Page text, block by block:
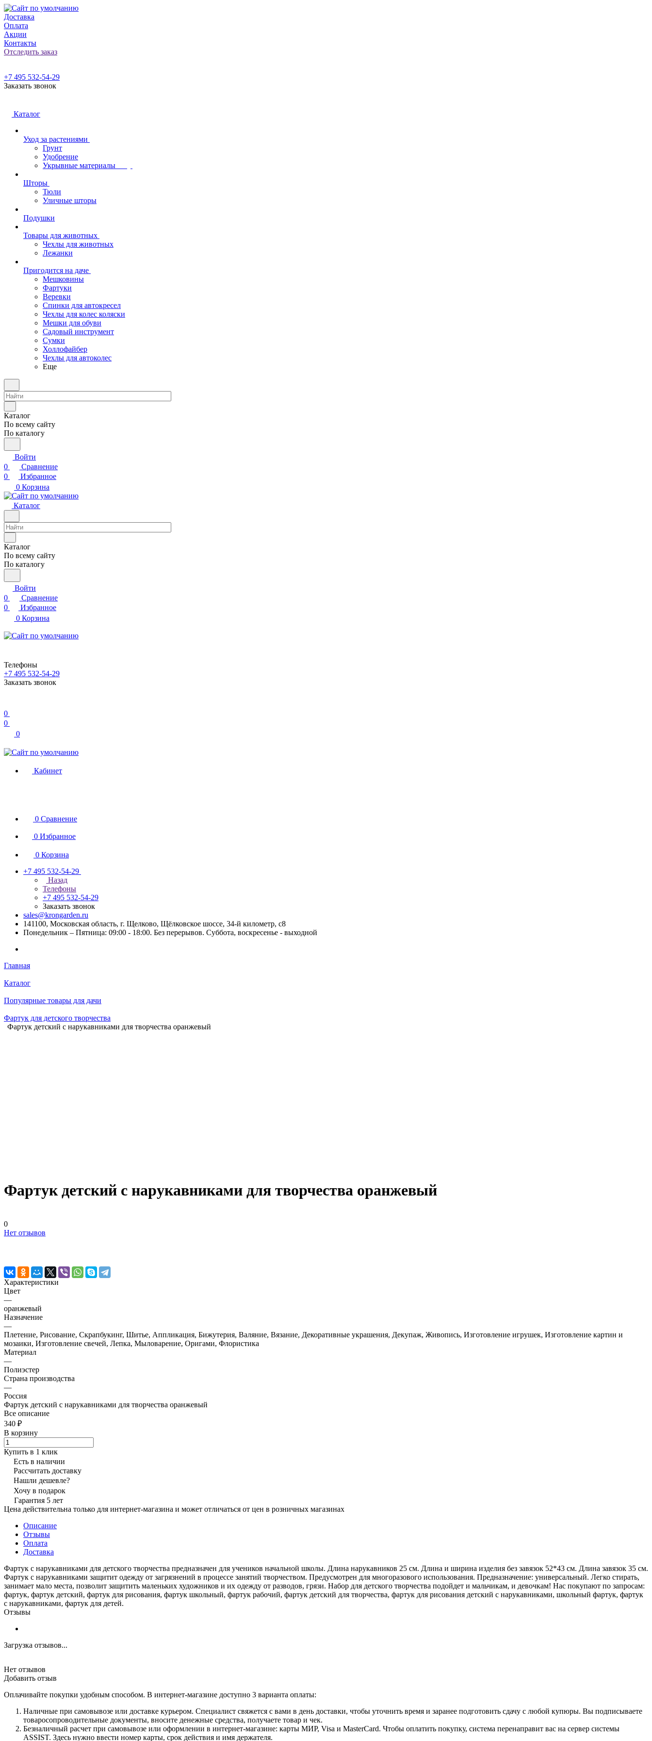
Доставка
Оплата
Акции
Контакты
Отследить заказ
+7 495 532-54-29
Заказать звонок
Каталог
Уход за растениями
Грунт
Удобрение
Укрывные материалы
Шторы
Тюли
Уличные шторы
Подушки
Товары для животных
Чехлы для животных
Лежанки
Пригодится на даче
Мешковины
Фартуки
Веревки
Спинки для автокресел
Чехлы для колес коляски
Мешки для обуви
Садовый инструмент
Сумки
Холлофайбер
Чехлы для автоколес
Еще
Каталог
По всему сайту
По каталогу
Войти
0
Сравнение
0
Избранное
0 Корзина
Каталог
Каталог
По всему сайту
По каталогу
Войти
0
Сравнение
0
Избранное
0 Корзина
Телефоны
+7 495 532-54-29
Заказать звонок
0
0
0
Кабинет
0 Сравнение
0 Избранное
0 Корзина
+7 495 532-54-29
Назад
Телефоны
+7 495 532-54-29
Заказать звонок
sales@krongarden.ru
141100, Московская область, г. Щелково, Щёлковское шоссе, 34-й километр, с8
Понедельник – Пятница: 09:00 - 18:00. Без перерывов. Суббота, воскресенье - выходной
Главная
Каталог
Популярные товары для дачи
Фартук для детского творчества
Фартук детский с нарукавниками для творчества оранжевый
Фартук детский с нарукавниками для творчества оранжевый
0
Нет отзывов
Характеристики
Цвет
—
оранжевый
Назначение
—
Плетение, Рисование, Скрапбукинг, Шитье, Аппликация, Бижутерия, Валяние, Вязание, Декоративные украшения, Декупаж, Живопись, Изготовление игрушек, Изготовление картин и
мозаики, Изготовление свечей, Лепка, Мыловарение, Оригами, Флористика
Материал
—
Полиэстер
Страна производства
—
Россия
Фартук детский с нарукавниками для творчества оранжевый
Все описание
340 ₽
В корзину
Купить в 1 клик
Есть в наличии
Рассчитать доставку
Нашли дешевле?
Хочу в подарок
Гарантия 5 лет
Цена действительна только для интернет-магазина и может отличаться от цен в розничных магазинах
Описание
Отзывы
Оплата
Доставка
Фартук с нарукавниками для детского творчества предназначен для учеников начальной школы. Длина нарукавников 25 см. Длина и ширина изделия без завязок 52*43 см. Длина завязок 35 см.
Фартук с нарукавниками защитит одежду от загрязнений в процессе занятий творчеством. Предусмотрен для многоразового использования. Предназначение: универсальный. Легко стирать,
занимает мало места, позволит защитить маленьких художников и их одежду от разводов, грязи. Набор для детского творчества подойдет и мальчикам, и девочкам! Нас покупают по запросам:
фартук, фартук детский, фартук для рисования, фартук школьный, фартук рабочий, фартук детский для творчества, фартук для рисования детский с нарукавниками, школьный фартук, фартук
с нарукавниками, фартук для детей.
Отзывы
Загрузка отзывов...
Нет отзывов
Добавить отзыв
Оплачивайте покупки удобным способом. В интернет-магазине доступно 3 варианта оплаты:
Наличные при самовывозе или доставке курьером. Специалист свяжется с вами в день доставки, чтобы уточнить время и заранее подготовить сдачу с любой купюры. Вы подписываете
товаросопроводительные документы, вносите денежные средства, получаете товар и чек.
Безналичный расчет при самовывозе или оформлении в интернет-магазине: карты МИР, Visa и MasterCard. Чтобы оплатить покупку, система перенаправит вас на сервер системы
ASSIST. Здесь нужно ввести номер карты, срок действия и имя держателя.